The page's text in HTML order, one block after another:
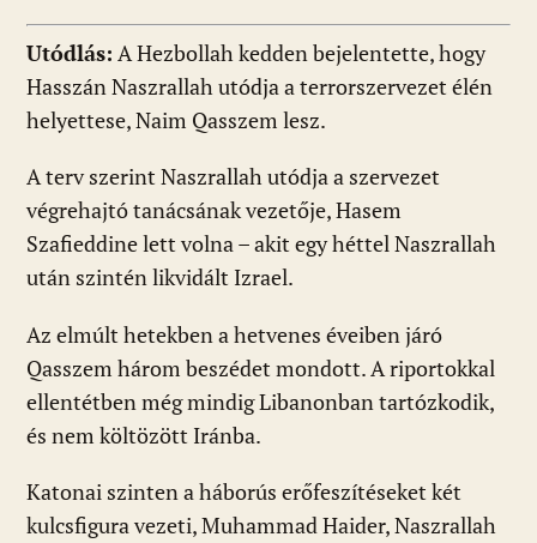
Utódlás: A Hezbollah kedden bejelentette, hogy
Hasszán Naszrallah utódja a terrorszervezet élén
helyettese, Naim Qasszem lesz.
A terv szerint Naszrallah utódja a szervezet
végrehajtó tanácsának vezetője, Hasem
Szafieddine lett volna – akit egy héttel Naszrallah
után szintén likvidált Izrael.
Az elmúlt hetekben a hetvenes éveiben járó
Qasszem három beszédet mondott. A riportokkal
ellentétben még mindig Libanonban tartózkodik,
és nem költözött Iránba.
Katonai szinten a háborús erőfeszítéseket két
kulcsfigura vezeti, Muhammad Haider, Naszrallah